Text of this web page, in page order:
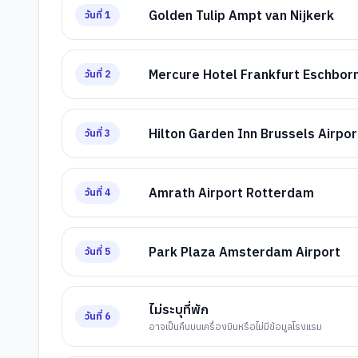
วันที่ 1 Golden Tulip Ampt van Nijkerk
วันที่ 2 Mercure Hotel Frankfurt
วันที่ 3 Hilton Garden Inn Brussels
วันที่ 4 Amrath Airport Rotterdam
วันที่ 5 Park Plaza Amsterdam Airport
วันที่ 6 ไม่ระบุที่พัก
อาจเป็นคืนบนเครื่องบินหรือไม่มีข้อมูลโรงแรม